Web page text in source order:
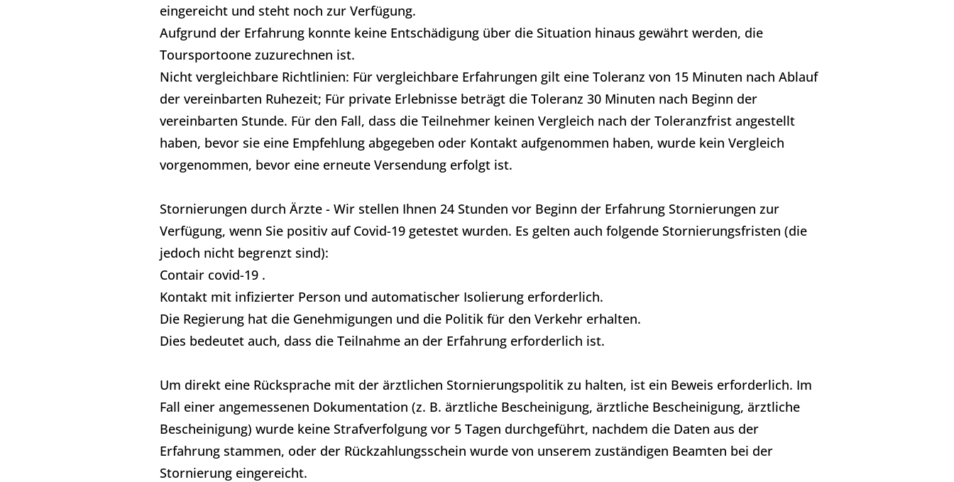
eingereicht und steht noch zur Verfügung.
Aufgrund der Erfahrung konnte keine Entschädigung über die Situation hinaus gewährt werden, die
Toursportoone zuzurechnen ist.
Nicht vergleichbare Richtlinien: Für vergleichbare Erfahrungen gilt eine Toleranz von 15 Minuten nach Ablauf
der vereinbarten Ruhezeit; Für private Erlebnisse beträgt die Toleranz 30 Minuten nach Beginn der
vereinbarten Stunde. Für den Fall, dass die Teilnehmer keinen Vergleich nach der Toleranzfrist angestellt
haben, bevor sie eine Empfehlung abgegeben oder Kontakt aufgenommen haben, wurde kein Vergleich
vorgenommen, bevor eine erneute Versendung erfolgt ist.
Stornierungen durch Ärzte - Wir stellen Ihnen 24 Stunden vor Beginn der Erfahrung Stornierungen zur
Verfügung, wenn Sie positiv auf Covid-19 getestet wurden. Es gelten auch folgende Stornierungsfristen (die
jedoch nicht begrenzt sind):
Contair covid-19 .
Kontakt mit infizierter Person und automatischer Isolierung erforderlich.
Die Regierung hat die Genehmigungen und die Politik für den Verkehr erhalten.
Dies bedeutet auch, dass die Teilnahme an der Erfahrung erforderlich ist.
Um direkt eine Rücksprache mit der ärztlichen Stornierungspolitik zu halten, ist ein Beweis erforderlich. Im
Fall einer angemessenen Dokumentation (z. B. ärztliche Bescheinigung, ärztliche Bescheinigung, ärztliche
Bescheinigung) wurde keine Strafverfolgung vor 5 Tagen durchgeführt, nachdem die Daten aus der
Erfahrung stammen, oder der Rückzahlungsschein wurde von unserem zuständigen Beamten bei der
Stornierung eingereicht.